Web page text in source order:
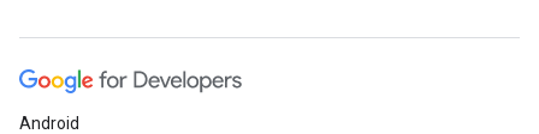
Android